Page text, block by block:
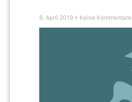
6. April 2019 Keine Kommentare